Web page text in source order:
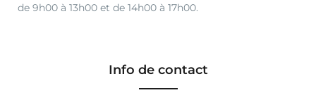
de 9h00 à 13h00 et de 14h00 à 17h00.
Info de contact